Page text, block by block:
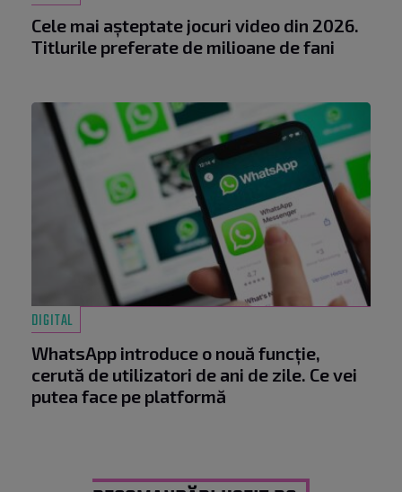
Cele mai așteptate jocuri video din 2026.
Titlurile preferate de milioane de fani
DIGITAL
WhatsApp introduce o nouă funcție,
cerută de utilizatori de ani de zile. Ce vei
putea face pe platformă